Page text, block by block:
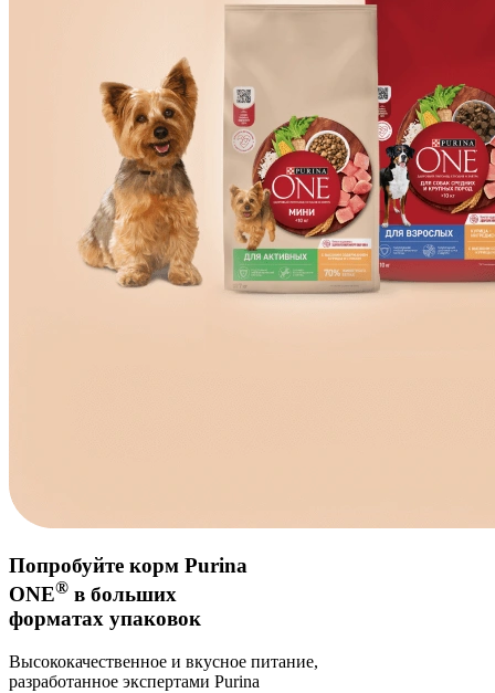
Попробуйте корм Purina
ONE® в больших
форматах упаковок
Высококачественное и вкусное питание,
разработанное экспертами Purina